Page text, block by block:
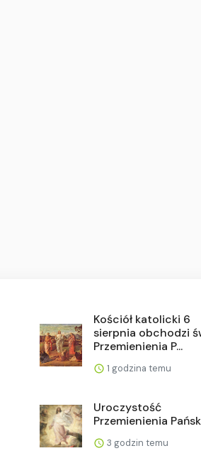
Kościół katolicki 6
sierpnia obchodzi
Przemienienia P...
1 godzina temu
Uroczystość
Przemienienia
3 godzin temu